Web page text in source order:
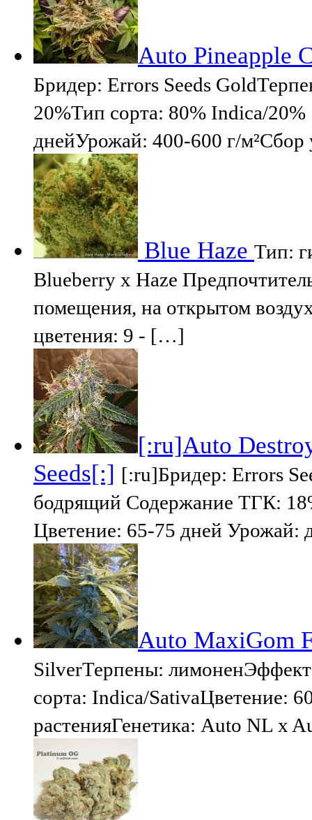
Auto Pineapple
Бридер: Errors Seeds
20%Тип сорта: 80% Indica/
днейУрожай: 400-600 г/
Blue Haze Тип:
Blueberry x Haze
помещения, на открытом
цветения: 9 - […]
[:ru]Auto
Seeds[:] [:ru]Бридер: Errors
бодрящий Содержание ТГК:
Цветение: 65-75 дней
Auto MaxiGom
SilverТерпены:
сорта: Indica/SativaЦветение:
растенияГенетика: Auto NL x